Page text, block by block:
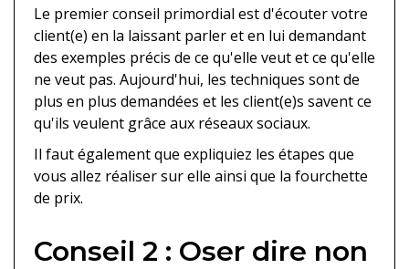
Le premier conseil primordial est d'écouter votre
client(e) en la laissant parler et en lui demandant
des exemples précis de ce qu'elle veut et ce qu'elle
ne veut pas. Aujourd'hui, les techniques sont de
plus en plus demandées et les client(e)s savent ce
qu'ils veulent grâce aux réseaux sociaux.
Il faut également que expliquiez les étapes que
vous allez réaliser sur elle ainsi que la fourchette
de prix.
Conseil 2 : Oser dire non